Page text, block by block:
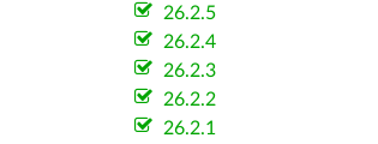
26.2.5
26.2.4
26.2.3
26.2.2
26.2.1